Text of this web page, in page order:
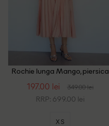
Rochie lunga Mango, piersica
197.00 lei 349.00 lei
RRP: 699.00 lei
XS